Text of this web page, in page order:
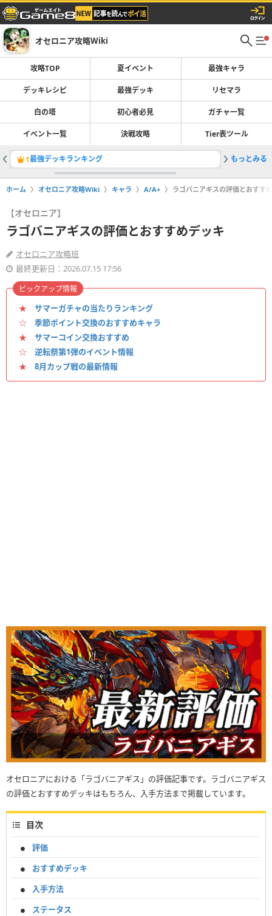
オセロニア攻略Wiki
攻略TOP 夏イベント 最強キャラ
デッキレシピ 最強デッキ リセマラ
白の塔 初心者必見 ガチャ一覧
イベント一覧 決戦攻略 Tier表ツール
1最強デッキランキング 2
もっとみる
ホーム オセロニア攻略Wiki キャラ A/A+ ラゴバニアギスの評価とおすす
【オセロニア】
ラゴバニアギスの評価とおすすめデッキ
オセロニア攻略班
最終更新日：2026.07.15 17:56
★ サマーガチャの当たりランキング
☆ 季節ポイント交換のおすすめキャラ
★ サマーコイン交換おすすめ
☆ 逆転祭第1弾のイベント情報
★ 8月カップ戦の最新情報
ピックアップ情報
オセロニアにおける「ラゴバニアギス」の評価記事です。ラゴバニアギス
の評価とおすすめデッキはもちろん、入手方法まで掲載しています。
目次
評価
おすすめデッキ
入手方法
ステータス